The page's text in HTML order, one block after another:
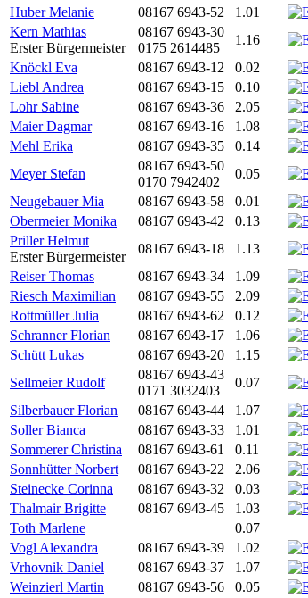
Huber Melanie
08167 6943-52 1.01
Kern Mathias
Erster Bürgermeister
08167 6943-30
0175 2614485
1.16
Knöckl Eva
08167 6943-12 0.02
Liebl Andrea
08167 6943-15 0.10
Lohr Sabine
08167 6943-36 2.05
Maier Dagmar
08167 6943-16 1.08
Mehl Erika
08167 6943-35 0.14
Meyer Stefan
08167 6943-50
0170 7942402
0.05
Neugebauer Mia
08167 6943-58 0.01
Obermeier Monika
08167 6943-42 0.13
Priller Helmut
Erster Bürgermeister
08167 6943-18 1.13
Reiser Thomas
08167 6943-34 1.09
Riesch Maximilian
08167 6943-55 2.09
Rottmüller Julia
08167 6943-62 0.12
Schranner Florian
08167 6943-17 1.06
Schütt Lukas
08167 6943-20 1.15
Sellmeier Rudolf
08167 6943-43
0171 3032403
0.07
Silberbauer Florian
08167 6943-44 1.07
Soller Bianca
08167 6943-33 1.01
Sommerer Christina
08167 6943-61 0.11
Sonnhütter Norbert
08167 6943-22 2.06
Steinecke Corinna
08167 6943-32 0.03
Thalmair Brigitte
08167 6943-45 1.03
Toth Marlene
0.07
Vogl Alexandra
08167 6943-39 1.02
Vrhovnik Daniel
08167 6943-37 1.07
Weinzierl Martin
08167 6943-56 0.05